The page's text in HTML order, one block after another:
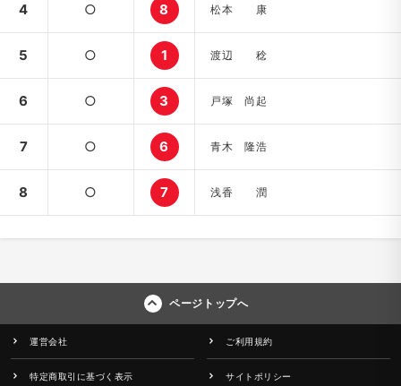
4 ○ 8 松本 康
5 ○ 1 渡辺 稔
6 ○ 3 戸塚 尚起
7 ○ 6 青木 隆浩
8 ○ 7 浅香 潤
ページトップへ
運営会社 ご利用規約
特定商取引に基づく表示 サイトポリシー